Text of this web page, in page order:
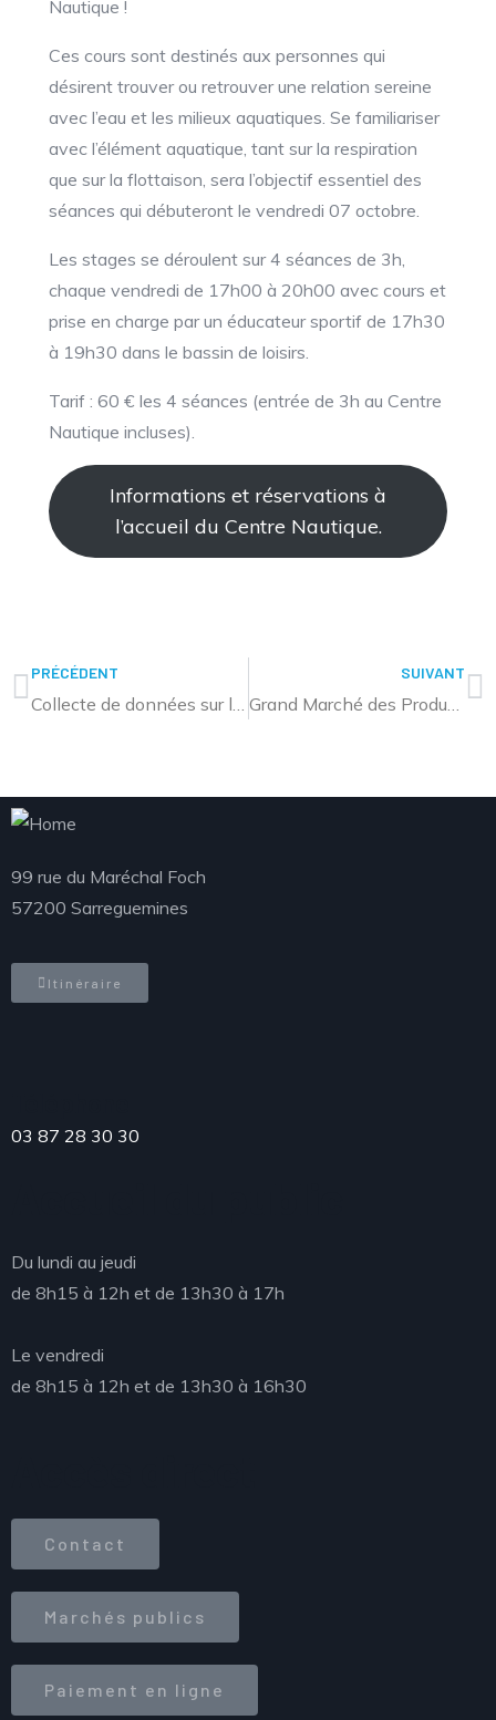
Nautique !
Ces cours sont destinés aux personnes qui
désirent trouver ou retrouver une relation sereine
avec l’eau et les milieux aquatiques. Se familiariser
avec l’élément aquatique, tant sur la respiration
que sur la flottaison, sera l’objectif essentiel des
séances qui débuteront le vendredi 07 octobre.
Les stages se déroulent sur 4 séances de 3h,
chaque vendredi de 17h00 à 20h00 avec cours et
prise en charge par un éducateur sportif de 17h30
à 19h30 dans le bassin de loisirs.
Tarif : 60 € les 4 séances (entrée de 3h au Centre
Nautique incluses).
Informations et réservations à
l’accueil du Centre Nautique.
PRÉCÉDENT
Collecte de données sur les crues historiques de la sarre et de ses affluents : appel à témoignage
SUIVANT
Grand Marché des Producteurs le 9 octobre 2022
99 rue du Maréchal Foch
57200 Sarreguemines
Itinéraire
03 87 28 30 30
Du lundi au jeudi
de 8h15 à 12h et de 13h30 à 17h
Le vendredi
de 8h15 à 12h et de 13h30 à 16h30
Contact
Marchés publics
Paiement en ligne